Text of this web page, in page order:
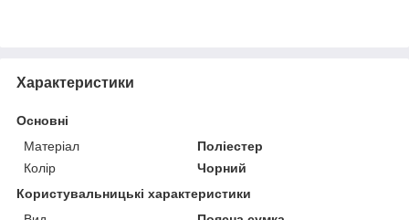
Характеристики
Основні
Матеріал
Поліестер
Колір
Чорний
Користувальницькі характеристики